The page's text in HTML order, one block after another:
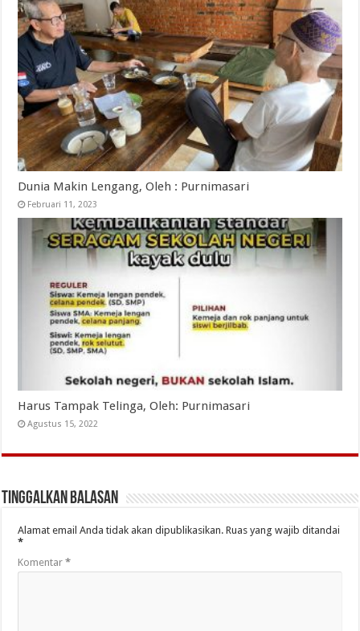
Dunia Makin Lengang, Oleh : Purnimasari
Februari 11, 2023
Harus Tampak Telinga, Oleh: Purnimasari
Agustus 15, 2022
Tinggalkan Balasan
Alamat email Anda tidak akan dipublikasikan. Ruas yang wajib ditandai
*
Komentar*